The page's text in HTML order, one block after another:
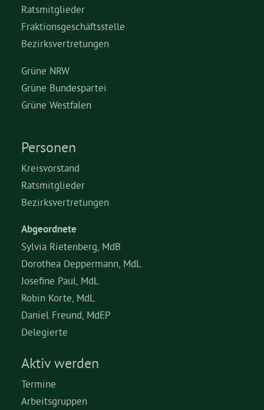
Ratsmitglieder
Fraktionsgeschäftsstelle
Bezirksvertretungen
Grüne NRW
Grüne Bundespartei
Grüne Westfalen
Personen
Kreisvorstand
Ratsmitglieder
Bezirksvertretungen
Abgeordnete
Sylvia Rietenberg, MdB
Dorothea Deppermann, MdL
Josefine Paul, MdL
Robin Korte, MdL
Daniel Freund, MdEP
Delegierte
Aktiv werden
Termine
Arbeitsgruppen